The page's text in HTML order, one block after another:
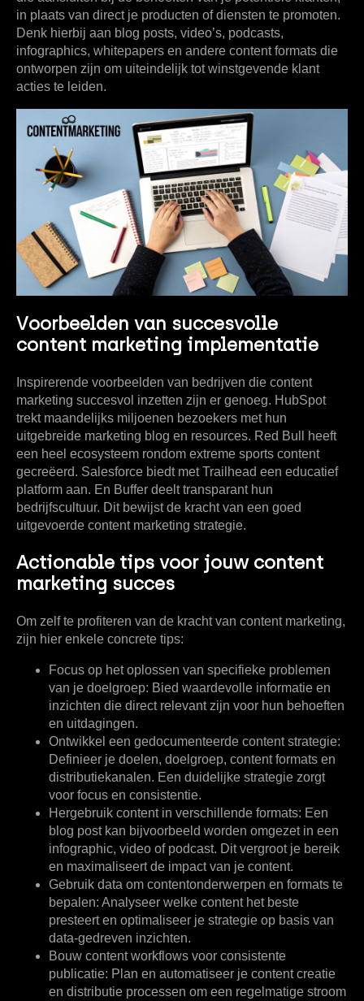
in plaats van direct je producten of diensten te promoten.
Denk hierbij aan blog posts, video’s, podcasts,
infographics, whitepapers en andere content formats die
ontworpen zijn om uiteindelijk tot winstgevende klant
acties te leiden.
Voorbeelden van succesvolle
content marketing implementatie
Inspirerende voorbeelden van bedrijven die content
marketing succesvol inzetten zijn er genoeg. HubSpot
trekt maandelijks miljoenen bezoekers met hun
uitgebreide marketing blog en resources. Red Bull heeft
een heel ecosysteem rondom extreme sports content
gecreëerd. Salesforce biedt met Trailhead een educatief
platform aan. En Buffer deelt transparant hun
bedrijfscultuur. Dit bewijst de kracht van een goed
uitgevoerde content marketing strategie.
Actionable tips voor jouw content
marketing succes
Om zelf te profiteren van de kracht van content marketing,
zijn hier enkele concrete tips:
Focus op het oplossen van specifieke problemen
van je doelgroep: Bied waardevolle informatie en
inzichten die direct relevant zijn voor hun behoeften
en uitdagingen.
Ontwikkel een gedocumenteerde content strategie:
Definieer je doelen, doelgroep, content formats en
distributiekanalen. Een duidelijke strategie zorgt
voor focus en consistentie.
Hergebruik content in verschillende formats: Een
blog post kan bijvoorbeeld worden omgezet in een
infographic, video of podcast. Dit vergroot je bereik
en maximaliseert de impact van je content.
Gebruik data om contentonderwerpen en formats te
bepalen: Analyseer welke content het beste
presteert en optimaliseer je strategie op basis van
data-gedreven inzichten.
Bouw content workflows voor consistente
publicatie: Plan en automatiseer je content creatie
en distributie processen om een regelmatige stroom